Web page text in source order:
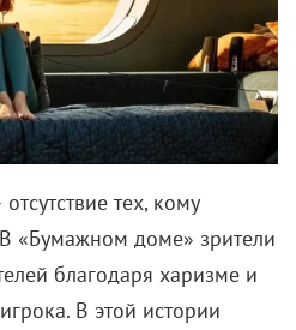
тех, кому
«Бумажном доме» зрители
благодаря харизме и
В этой истории